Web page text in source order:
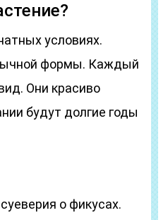
условиях.
формы. Каждый
Они красиво
будут долгие годы
о фикусах.